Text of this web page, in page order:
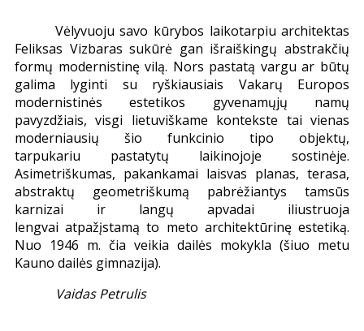
Vėlyvuoju savo kūrybos laikotarpiu architektas
Feliksas Vizbaras sukūrė gan išraiškingų abstrakčių
formų modernistinę vilą. Nors pastatą vargu ar būtų
galima lyginti su ryškiausiais Vakarų Europos
modernistinės estetikos gyvenamųjų namų
pavyzdžiais, visgi lietuviškame kontekste tai vienas
moderniausių šio funkcinio tipo objektų,
tarpukariu pastatytų laikinojoje sostinėje.
Asimetriškumas, pakankamai laisvas planas, terasa,
abstraktų geometriškumą pabrėžiantys tamsūs
karnizai ir langų apvadai iliustruoja
lengvai atpažįstamą to meto architektūrinę estetiką.
Nuo 1946 m. čia veikia dailės mokykla (šiuo metu
Kauno dailės gimnazija).
Vaidas Petrulis